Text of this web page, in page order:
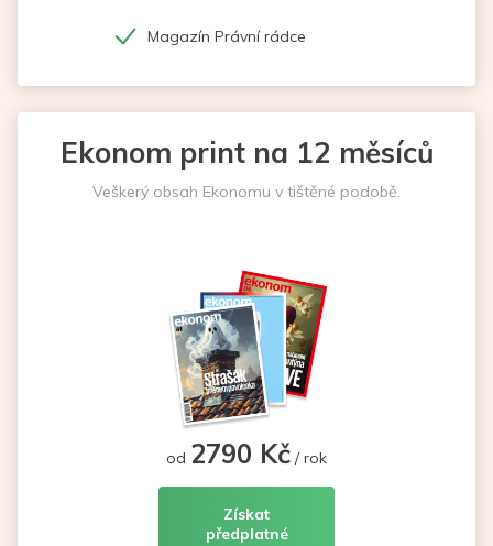
Magazín Právní rádce
Ekonom print na 12 měsíců
Veškerý obsah Ekonomu v tištěné podobě.
od 2790 Kč / rok
Získat
předplatné